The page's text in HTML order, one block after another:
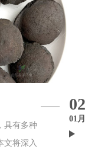
具有多种
文将深入
02
01月